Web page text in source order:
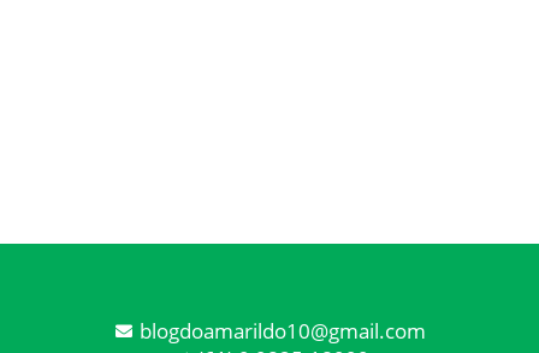
blogdoamarildo10@gmail.com